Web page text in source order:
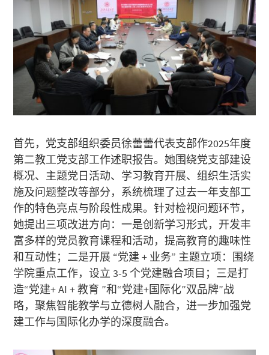
首先，党支部组织委员徐蕾蕾代表支部作2025年度
第二教工党支部工作述职报告。她围绕党支部建设
概况、主题党日活动、学习教育开展、组织生活实
施及问题整改等部分，系统梳理了过去一年支部工
作的特色亮点与阶段性成果。针对检视问题环节，
她提出三项改进方向：一是创新学习形式，开发丰
富多样的党员教育课程和活动，提高教育的趣味性
和互动性；二是开展 “党建 + 业务” 主题立项：围绕
学院重点工作，设立 3-5 个党建融合项目；三是打
造“党建+ AI + 教育 ”和“党建+国际化”双品牌”战
略，聚焦智能教学与立德树人融合，进一步加强党
建工作与国际化办学的深度融合。